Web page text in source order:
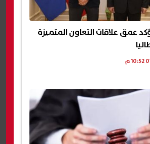
عمق علاقات التعاون المتميزة